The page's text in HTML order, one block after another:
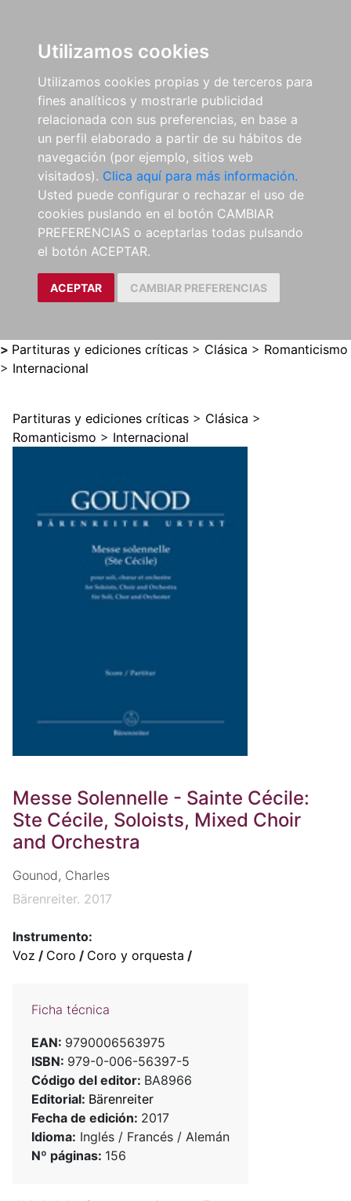
Utilizamos cookies
Utilizamos cookies propias y de terceros para
fines analíticos y mostrarle publicidad
relacionada con sus preferencias, en base a
un perfil elaborado a partir de su hábitos de
navegación (por ejemplo, sitios web
visitados). Clica aquí para más información.
Usted puede configurar o rechazar el uso de
cookies puslando en el botón CAMBIAR
PREFERENCIAS o aceptarlas todas pulsando
el botón ACEPTAR.
ACEPTAR CAMBIAR PREFERENCIAS
> Partituras y ediciones críticas > Clásica > Romanticismo
> Internacional
Partituras y ediciones críticas > Clásica >
Romanticismo > Internacional
Messe Solennelle - Sainte Cécile:
Ste Cécile, Soloists, Mixed Choir
and Orchestra
Gounod, Charles
Bärenreiter. 2017
Instrumento:
Voz / Coro / Coro y orquesta /
Ficha técnica
EAN: 9790006563975
ISBN: 979-0-006-56397-5
Código del editor: BA8966
Editorial: Bärenreiter
Fecha de edición: 2017
Idioma: Inglés / Francés / Alemán
Nº páginas: 156